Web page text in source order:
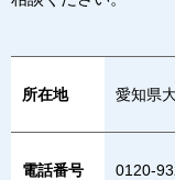
所在地 愛知県
電話番号 0120-